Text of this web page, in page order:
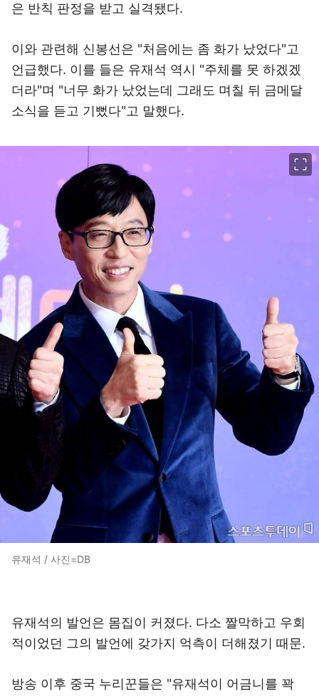
은 반칙 판정을 받고 실격됐다.
이와 관련해 신봉선은 "처음에는 좀 화가 났었다"고
언급했다. 이를 들은 유재석 역시 "주체를 못 하겠겠
더라"며 "너무 화가 났었는데 그래도 며칠 뒤 금메달
소식을 듣고 기뻤다"고 말했다.
유재석 / 사진=DB
유재석의 발언은 몸집이 커졌다. 다소 짤막하고 우회
적이었던 그의 발언에 갖가지 억측이 더해졌기 때문.
방송 이후 중국 누리꾼들은 "유재석이 어금니를 꽉